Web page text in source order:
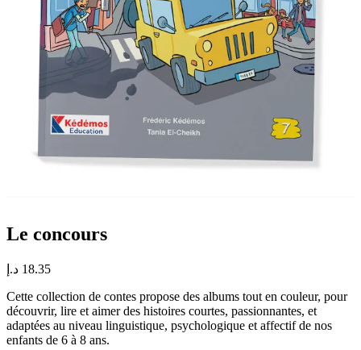
Le concours
18.35 د.إ
Cette collection de contes propose des albums tout en couleur, pour
découvrir, lire et aimer des histoires courtes, passionnantes, et
adaptées au niveau linguistique, psychologique et affectif de nos
enfants de 6 à 8 ans.